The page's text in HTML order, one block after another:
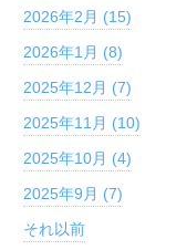
2026年2月 (15)
2026年1月 (8)
2025年12月 (7)
2025年11月 (10)
2025年10月 (4)
2025年9月 (7)
それ以前